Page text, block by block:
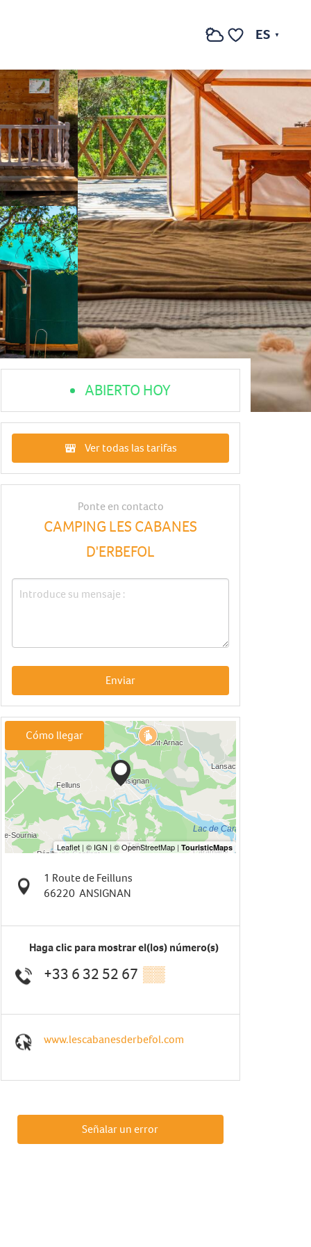
Buscar ES
Ver fotos (4)
ABIERTO HOY
Ver todas las tarifas
Ponte en contacto
CAMPING LES CABANES
D'ERBEFOL
Enviar
Cómo llegar
1 Route de Feilluns
66220 ANSIGNAN
Haga clic para mostrar el(los) número(s)
+33 6 32 52 67 ▒▒
www.lescabanesderbefol.com
Señalar un error